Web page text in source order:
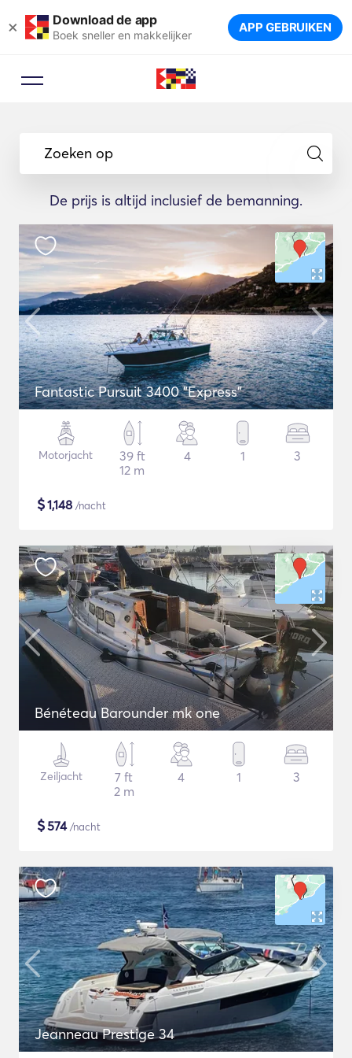
× Download de app
Boek sneller en makkelijker APP GEBRUIKEN
Zoeken op
De prijs is altijd inclusief de bemanning.
Fantastic Pursuit 3400 "Express"
Motorjacht
39 ft
12 m
4 1 3
$1,148 /nacht
Bénéteau Barounder mk one
Zeiljacht
7 ft
2 m
4 1 3
$574/nacht
Jeanneau Prestige 34